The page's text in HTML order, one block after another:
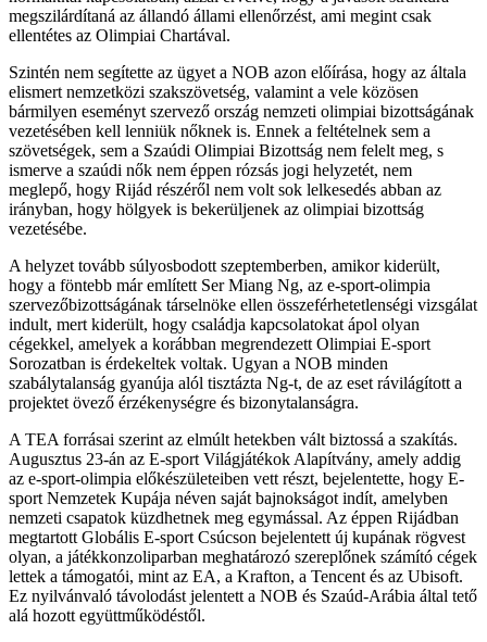
megszilárdítaná az állandó állami ellenőrzést, ami megint csak
ellentétes az Olimpiai Chartával.
Szintén nem segítette az ügyet a NOB azon előírása, hogy az általa
elismert nemzetközi szakszövetség, valamint a vele közösen
bármilyen eseményt szervező ország nemzeti olimpiai bizottságának
vezetésében kell lenniük nőknek is. Ennek a feltételnek sem a
szövetségek, sem a Szaúdi Olimpiai Bizottság nem felelt meg, s
ismerve a szaúdi nők nem éppen rózsás jogi helyzetét, nem
meglepő, hogy Rijád részéről nem volt sok lelkesedés abban az
irányban, hogy hölgyek is bekerüljenek az olimpiai bizottság
vezetésébe.
A helyzet tovább súlyosbodott szeptemberben, amikor kiderült,
hogy a föntebb már említett Ser Miang Ng, az e-sport-olimpia
szervezőbizottságának társelnöke ellen összeférhetetlenségi vizsgálat
indult, mert kiderült, hogy családja kapcsolatokat ápol olyan
cégekkel, amelyek a korábban megrendezett Olimpiai E-sport
Sorozatban is érdekeltek voltak. Ugyan a NOB minden
szabálytalanság gyanúja alól tisztázta Ng-t, de az eset rávilágított a
projektet övező érzékenységre és bizonytalanságra.
A TEA forrásai szerint az elmúlt hetekben vált biztossá a szakítás.
Augusztus 23-án az E-sport Világjátékok Alapítvány, amely addig
az e-sport-olimpia előkészületeiben vett részt, bejelentette, hogy E-
sport Nemzetek Kupája néven saját bajnokságot indít, amelyben
nemzeti csapatok küzdhetnek meg egymással. Az éppen Rijádban
megtartott Globális E-sport Csúcson bejelentett új kupának rögvest
olyan, a játékkonzoliparban meghatározó szereplőnek számító cégek
lettek a támogatói, mint az EA, a Krafton, a Tencent és az Ubisoft.
Ez nyilvánvaló távolodást jelentett a NOB és Szaúd-Arábia által tető
alá hozott együttműködéstől.